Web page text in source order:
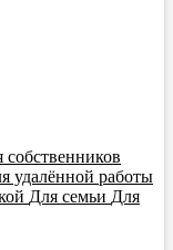
собственников
удалённой работы
Для семьи Для